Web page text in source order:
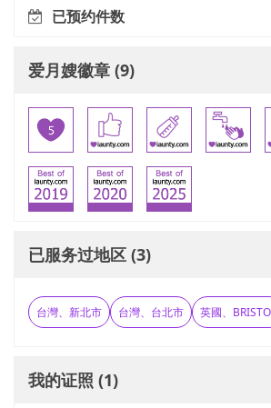
已预约件数
爱月嫂徽章 (9)
已服务过地区 (3)
台灣、新北市 台灣、台北市 英國、
我的证照 (1)